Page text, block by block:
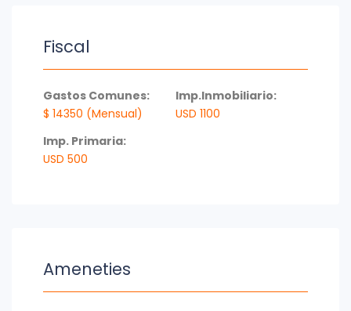
Fiscal
Gastos Comunes:
$ 14350 (Mensual)
Imp.Inmobiliario:
USD 1100
Imp. Primaria:
USD 500
Ameneties